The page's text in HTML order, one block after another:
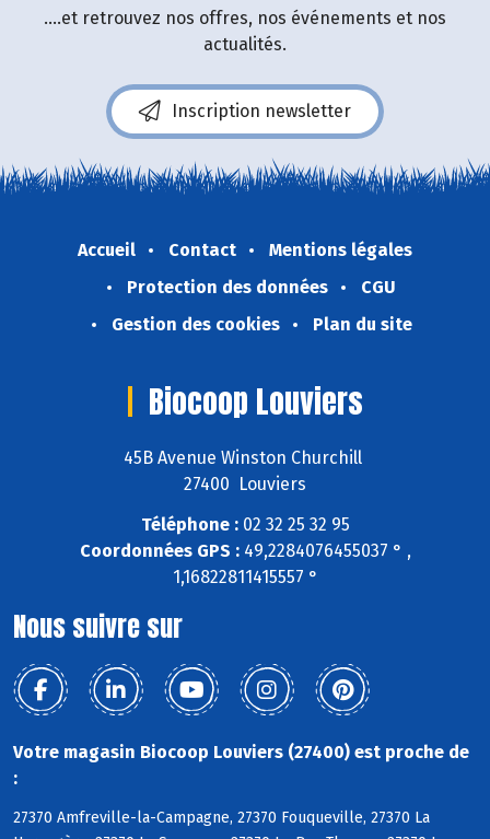
....et retrouvez nos offres, nos événements et nos
actualités.
Inscription newsletter
Accueil Contact
Mentions légales
Protection des données
CGU
Gestion des cookies
Plan du site
Biocoop Louviers
45B Avenue Winston Churchill
27400 Louviers
Téléphone :02 32 25 32 95
Coordonnées GPS :49,2284076455037 ° ,
1,16822811415557 °
Nous suivre sur
Votre magasin Biocoop Louviers (27400) est proche de
:
27370 Amfreville-la-Campagne, 27370 Fouqueville, 27370 La